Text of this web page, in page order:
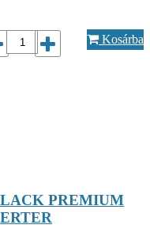
Kosárba
PREMIUM